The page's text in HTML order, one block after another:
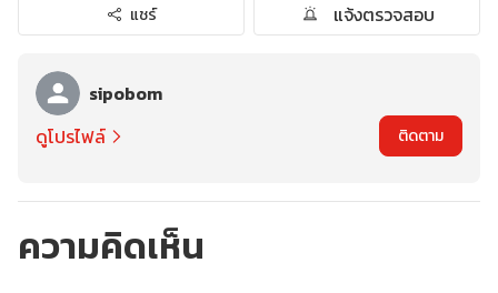
แชร์ แจ้งตรวจสอบ
sipobom
ดูโปรไฟล์
ติดตาม
ความคิดเห็น